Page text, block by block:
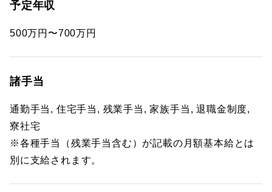
予定年収
500万円〜700万円
諸手当
通勤手当, 住宅手当, 残業手当, 家族手当, 退職金制度,
寮社宅
※各種手当（残業手当含む）が記載の月額基本給とは
別に支給されます。